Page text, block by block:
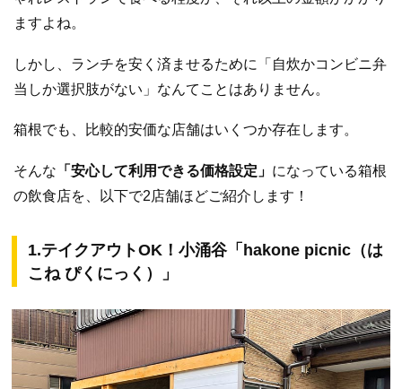
ますよね。
しかし、ランチを安く済ませるために「自炊かコンビニ弁
当しか選択肢がない」なんてことはありません。
箱根でも、比較的安価な店舗はいくつか存在します。
そんな 「安心して利用できる価格設定」 になっている箱根
の飲食店を、以下で2店舗ほどご紹介します！
1.テイクアウトOK！小涌谷「hakone picnic（は
こね ぴくにっく）」